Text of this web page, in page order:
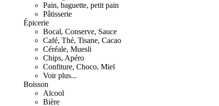
Pain, baguette, petit pain
Pâtisserie
Épicerie
Bocal, Conserve, Sauce
Café, Thé, Tisane, Cacao
Céréale, Muesli
Chips, Apéro
Confiture, Choco, Miel
Voir plus...
Boisson
Alcool
Bière